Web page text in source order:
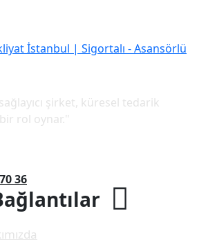
şirket, küresel tedarik
rol oynar."
36